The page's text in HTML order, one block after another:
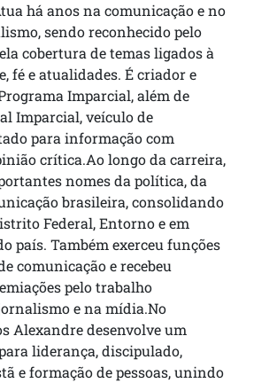
há anos na comunicação e no
sendo reconhecido pelo
cobertura de temas ligados à
fé e atualidades. É criador e
Imparcial, além de
Imparcial, veículo de
para informação com
crítica.Ao longo da carreira,
nomes da política, da
brasileira, consolidando
Federal, Entorno e em
país. Também exerceu funções
comunicação e recebeu
pelo trabalho
e na mídia.No
Alexandre desenvolve um
liderança, discipulado,
e formação de pessoas, unindo